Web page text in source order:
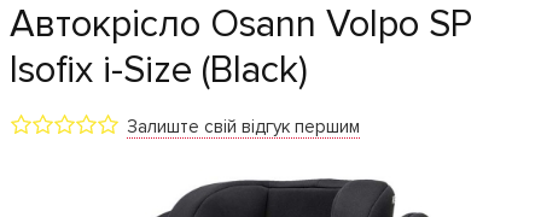
Автокрісло Osann Volpo SP
Isofix i-Size (Black)
Залиште свій відгук першим